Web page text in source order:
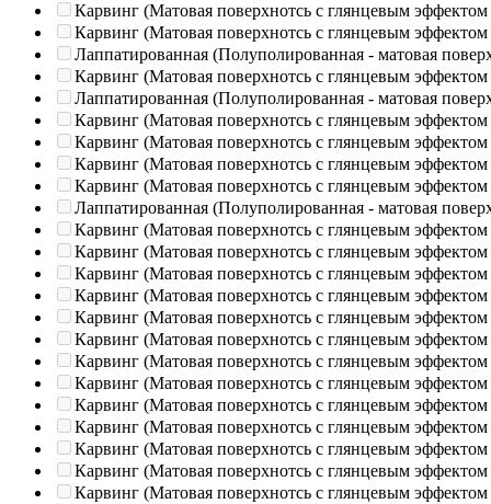
Карвинг (Матовая поверхнотсь с глянцевым эффектом
Карвинг (Матовая поверхнотсь с глянцевым эффектом
Лаппатированная (Полуполированная - матовая
Карвинг (Матовая поверхнотсь с глянцевым эффектом
Лаппатированная (Полуполированная - матовая
Карвинг (Матовая поверхнотсь с глянцевым эффектом
Карвинг (Матовая поверхнотсь с глянцевым эффектом
Карвинг (Матовая поверхнотсь с глянцевым эффектом
Карвинг (Матовая поверхнотсь с глянцевым эффектом
Лаппатированная (Полуполированная - матовая
Карвинг (Матовая поверхнотсь с глянцевым эффектом
Карвинг (Матовая поверхнотсь с глянцевым эффектом
Карвинг (Матовая поверхнотсь с глянцевым эффектом
Карвинг (Матовая поверхнотсь с глянцевым эффектом
Карвинг (Матовая поверхнотсь с глянцевым эффектом
Карвинг (Матовая поверхнотсь с глянцевым эффектом
Карвинг (Матовая поверхнотсь с глянцевым эффектом
Карвинг (Матовая поверхнотсь с глянцевым эффектом
Карвинг (Матовая поверхнотсь с глянцевым эффектом
Карвинг (Матовая поверхнотсь с глянцевым эффектом
Карвинг (Матовая поверхнотсь с глянцевым эффектом
Карвинг (Матовая поверхнотсь с глянцевым эффектом
Карвинг (Матовая поверхнотсь с глянцевым эффектом